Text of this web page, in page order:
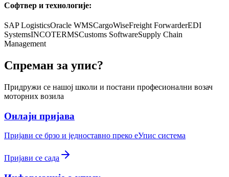
Софтвер и технологије:
SAP LogisticsOracle WMSCargoWiseFreight ForwarderEDI
SystemsINCOTERMSCustoms SoftwareSupply Chain
Management
Спреман за упис?
Придружи се нашој школи и постани професионални возач
моторних возила
Онлајн пријава
Пријави се брзо и једноставно преко eУпис система
Пријави се сада